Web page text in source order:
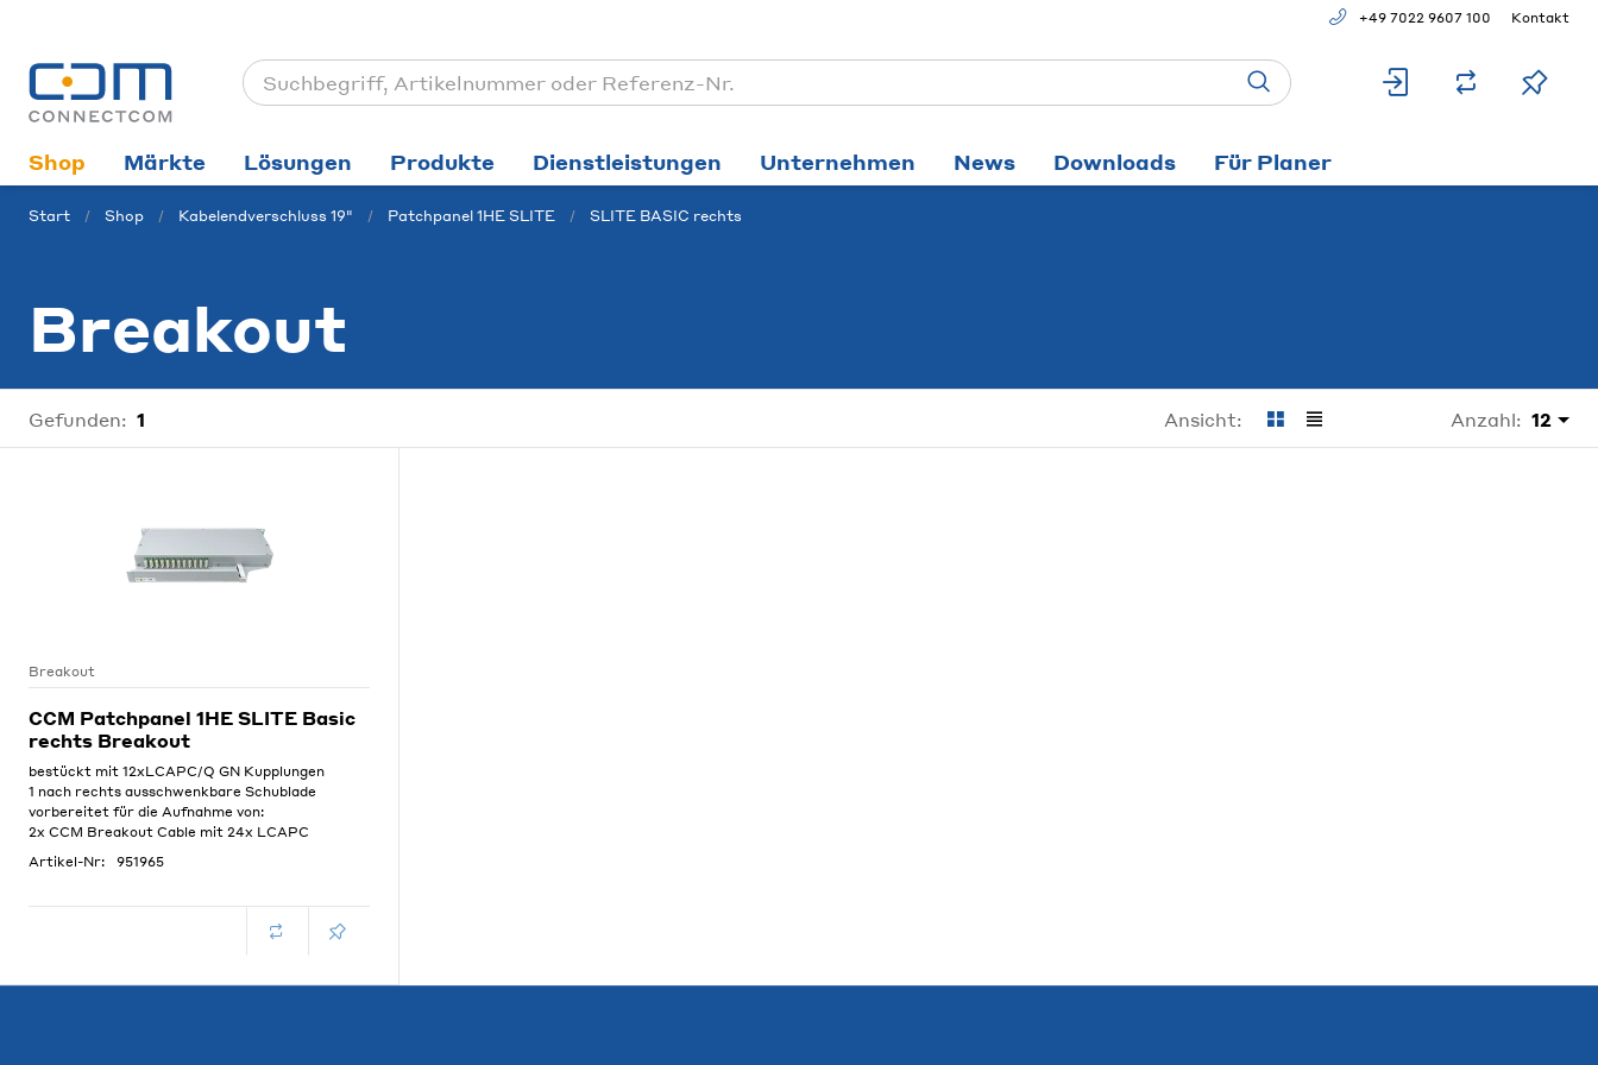
+49 7022 9607 100 Kontakt
Shop Märkte Lösungen Produkte Dienstleistungen Unternehmen News Downloads Für Planer
Start Shop Kabelendverschluss 19" Patchpanel 1HE SLITE SLITE BASIC rechts
Breakout
Gefunden: 1 Ansicht: Anzahl: 12
Breakout
CCM Patchpanel 1HE SLITE Basic
rechts Breakout
bestückt mit 12xLCAPC/Q GN Kupplungen
1 nach rechts ausschwenkbare Schublade
vorbereitet für die Aufnahme von:
2x CCM Breakout Cable mit 24x LCAPC
Artikel-Nr:
951965